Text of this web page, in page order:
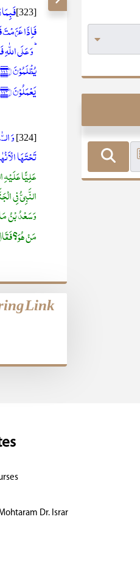
[323]
یَعۡمَلُوۡنَ ﴿۱۶۳﴾
[324]
وَ
تَحۡتَہَا
عَلِيًّا
النَّبِيُّ فِي
وَسَعْدُ بْنُ
مَنْ هُوَ؟
Link
Dr. Israr